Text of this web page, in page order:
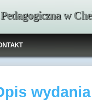
w
wydania